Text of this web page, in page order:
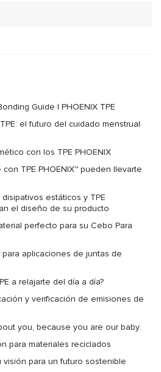
Guide | PHOENIX TPE
el futuro del cuidado menstrual
con los TPE PHOENIX
TPE PHOENIX™ pueden llevarte
estáticos y TPE
el diseño de su producto
perfecto para su Cebo Para
para aplicaciones de juntas de
a relajarte del día a día?
y verificación de emisiones de
you, because you are our baby.
para materiales reciclados
visión para un futuro sostenible